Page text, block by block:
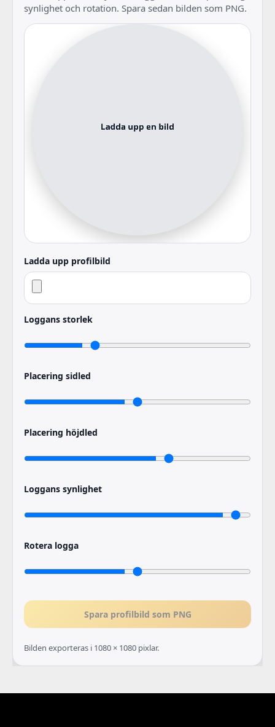
synlighet och rotation. Spara sedan bilden som PNG.
Ladda upp profilbild
Loggans storlek
Placering sidled
Placering höjdled
Loggans synlighet
Rotera logga
Spara profilbild som PNG
Bilden exporteras i 1080 × 1080 pixlar.